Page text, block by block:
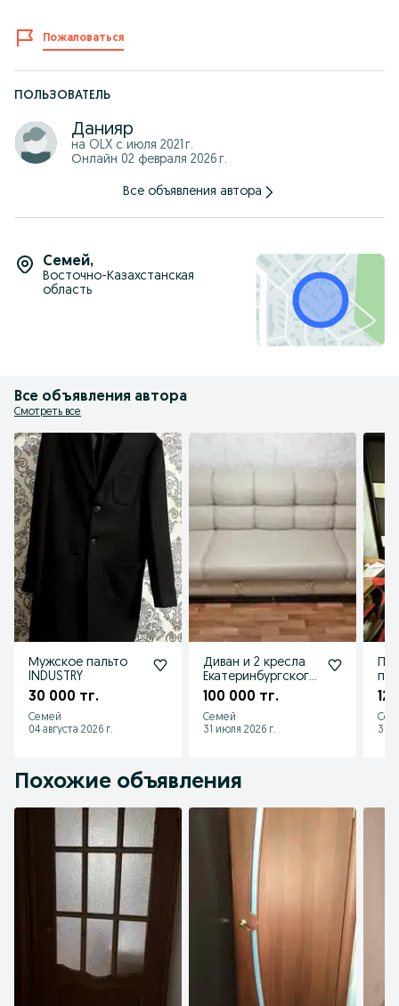
Пожаловаться
ПОЛЬЗОВАТЕЛЬ
Данияр
на OLX с июля 2021 г.
Онлайн 02 февраля 2026 г.
Все объявления автора
Семей,
Восточно-Казахстанская
область
Все объявления автора
Смотреть все
Мужское пальто
INDUSTRY
30 000 тг.
Семей
04 августа 2026 г.
Диван и 2 кресла
Екатеринбургского
производство
100 000 тг.
Семей
31 июля 2026 г.
31
Похожие объявления